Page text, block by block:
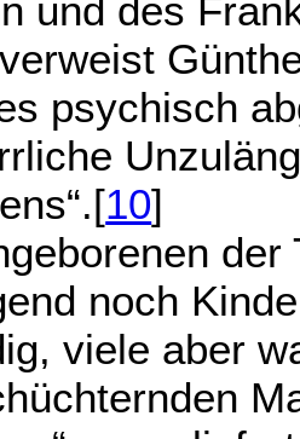
und des
psychisch
10]
noch
viele aber